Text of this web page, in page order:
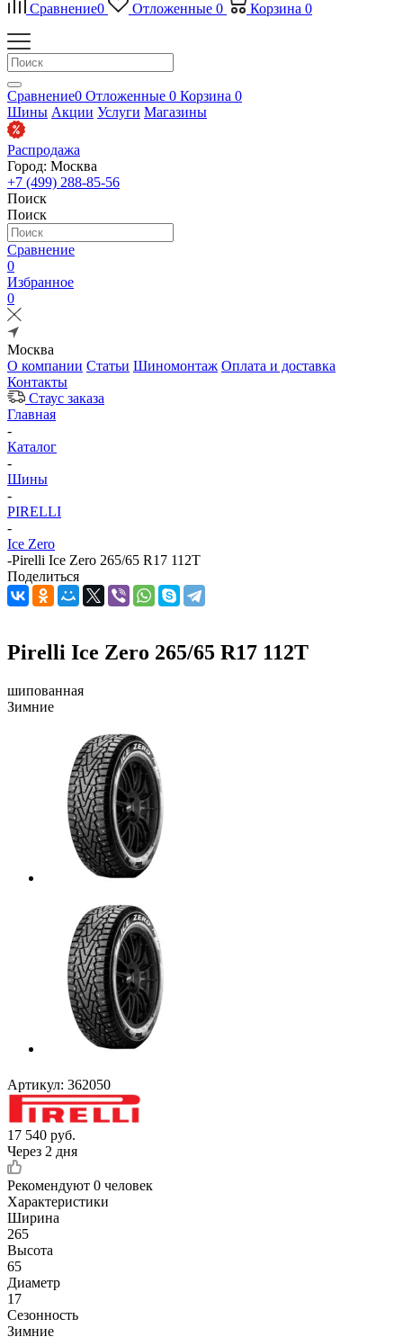
Сравнение0 Отложенные 0 Корзина 0
Сравнение0 Отложенные 0 Корзина 0
Шины Акции Услуги Магазины
Распродажа
Город: Москва
+7 (499) 288-85-56
Поиск
Поиск
Сравнение
0
Избранное
0
Москва
О компании Статьи Шиномонтаж Оплата и доставка
Контакты
Стаус заказа
Главная
-
Каталог
-
Шины
-
PIRELLI
-
Ice Zero
-Pirelli Ice Zero 265/65 R17 112T
Поделиться
Pirelli Ice Zero 265/65 R17 112T
шипованная
Зимние
Артикул: 362050
17 540 руб.
Через 2 дня
Рекомендуют 0 человек
Характеристики
Ширина
265
Высота
65
Диаметр
17
Сезонность
Зимние